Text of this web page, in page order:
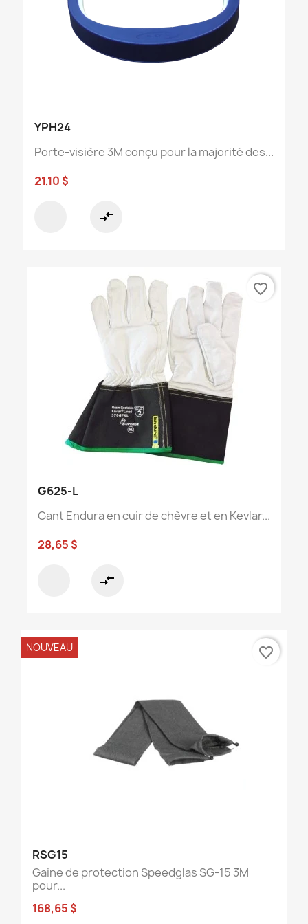
YPH24
Porte-visière 3M conçu pour la majorité des...
21,10 $
compare_arrows
G625-L
Gant Endura en cuir de chèvre et en Kevlar...
28,65 $
compare_arrows
favorite_border
RSG15
Gaine de protection Speedglas SG-15 3M
pour...
168,65 $
NOUVEAU favorite_border